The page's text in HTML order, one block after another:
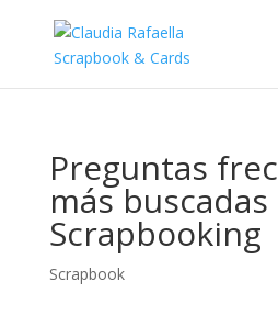
Preguntas
más
Scrapbooking
Scrapbook